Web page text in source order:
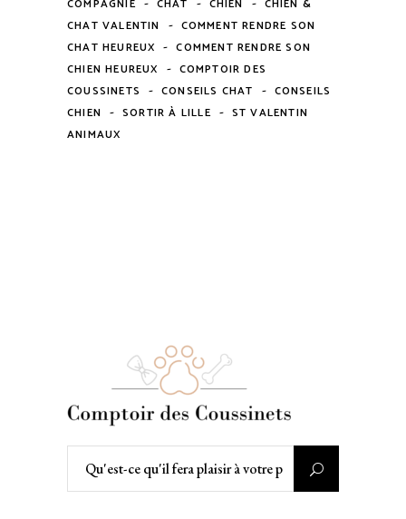
COMPAGNIE CHAT CHIEN
CHIEN &
CHAT VALENTIN
- COMMENT RENDRE SON
CHAT HEUREUX - COMMENT RENDRE SON
CHIEN HEUREUX - COMPTOIR DES
COUSSINETS - CONSEILS CHAT - CONSEILS
CHIEN - SORTIR À LILLE - ST VALENTIN
ANIMAUX